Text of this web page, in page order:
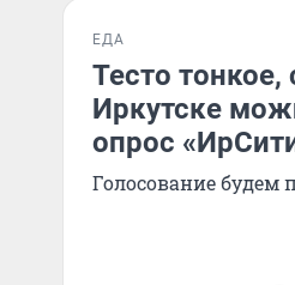
ЕДА
Тесто тонкое,
Иркутске
опрос
Голосование будем